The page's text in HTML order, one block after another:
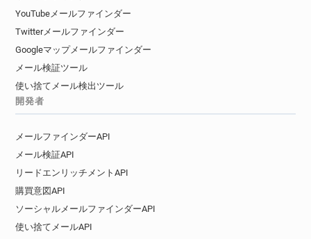
j********@ca-illeetvilaine.fr
v******@ca-illeetvilaine.fr
j********@ca-illeetvilaine.fr
a*******@ca-illeetvilaine.fr
d*******@ca-illeetvilaine.fr
j********@ca-illeetvilaine.fr
j*******@ca-illeetvilaine.fr
j**********@ca-illeetvilaine.fr
l**********@ca-illeetvilaine.fr
YouTubeメールファインダー
Twitterメールファインダー
Googleマップメールファインダー
メール検証ツール
使い捨てメール検出ツール
開発者
メールファインダーAPI
メール検証API
リードエンリッチメントAPI
購買意図API
ソーシャルメールファインダーAPI
使い捨てメールAPI